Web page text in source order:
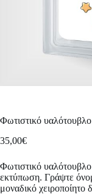
Φωτιστικό υαλότουβλο
35,00€
Φωτιστικό
εκτύπωση. Γράψτε
μοναδικό χειροποίητο